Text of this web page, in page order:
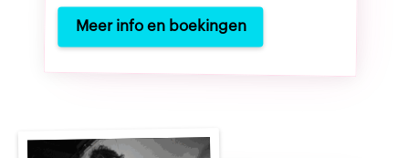
Meer info en boekingen